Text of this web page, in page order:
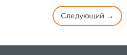
Следующий →